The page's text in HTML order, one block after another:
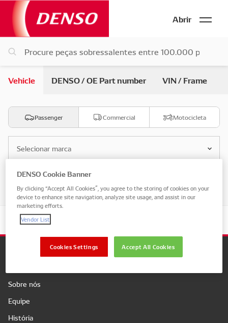
Abrir
Vehicle DENSO / OE Part number VIN / Frame
Passenger Commercial Motocicleta
Selecionar marca
Sobre nós
Equipe
História
DENSO Cookie Banner
By clicking “Accept All Cookies”, you agree to the storing of cookies on your
device to enhance site navigation, analyze site usage, and assist in our
marketing efforts.
Vendor List
Accept All Cookies
Cookies Settings